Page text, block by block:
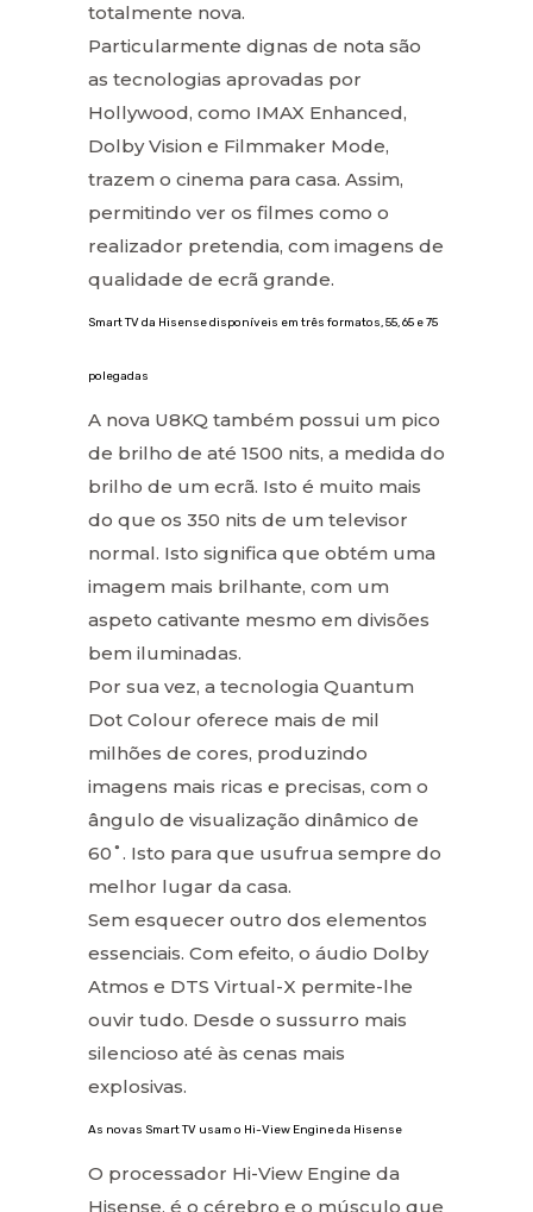
totalmente nova.
Particularmente dignas de nota são
as tecnologias aprovadas por
Hollywood, como IMAX Enhanced,
Dolby Vision e Filmmaker Mode,
trazem o cinema para casa. Assim,
permitindo ver os filmes como o
realizador pretendia, com imagens de
qualidade de ecrã grande.
Smart TV da Hisense disponíveis em três formatos, 55, 65 e 75
polegadas
A nova U8KQ também possui um pico
de brilho de até 1500 nits, a medida do
brilho de um ecrã. Isto é muito mais
do que os 350 nits de um televisor
normal. Isto significa que obtém uma
imagem mais brilhante, com um
aspeto cativante mesmo em divisões
bem iluminadas.
Por sua vez, a tecnologia Quantum
Dot Colour oferece mais de mil
milhões de cores, produzindo
imagens mais ricas e precisas, com o
ângulo de visualização dinâmico de
60˚. Isto para que usufrua sempre do
melhor lugar da casa.
Sem esquecer outro dos elementos
essenciais. Com efeito, o áudio Dolby
Atmos e DTS Virtual-X permite-lhe
ouvir tudo. Desde o sussurro mais
silencioso até às cenas mais
explosivas.
As novas Smart TV usam o Hi-View Engine da Hisense
O processador Hi-View Engine da
Hisense, é o cérebro e o músculo que